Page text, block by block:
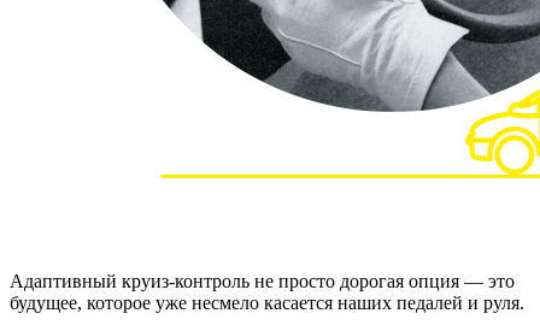
Адаптивный круиз-контроль не просто дорогая опция — это
будущее, которое уже несмело касается наших педалей и руля.